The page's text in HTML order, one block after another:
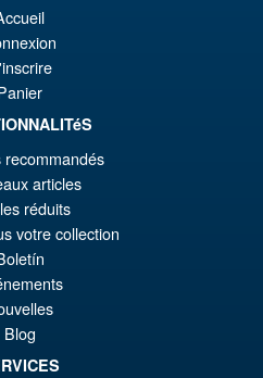
recommandés
articles
réduits
votre collection
Blog